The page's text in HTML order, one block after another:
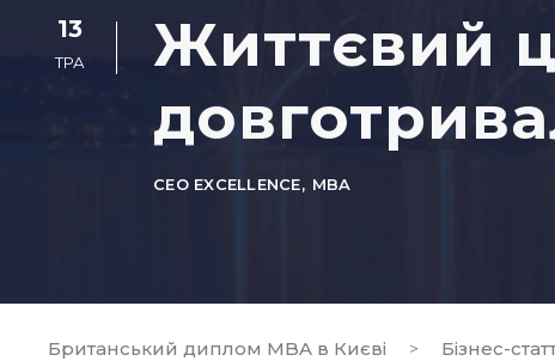
13
ТРА
Життєвий
CEO EXCELLENCE, MBA
Британський диплом MBA в Києві > Бізнес-